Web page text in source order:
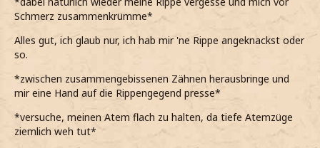
Schmerz zusammenkrümme*
Alles gut, ich glaub nur, ich hab mir 'ne Rippe angeknackst oder
so.
*zwischen zusammengebissenen Zähnen herausbringe und
mir eine Hand auf die Rippengegend presse*
*versuche, meinen Atem flach zu halten, da tiefe Atemzüge
ziemlich weh tut*